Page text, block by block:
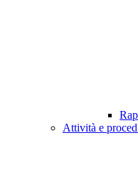
Attività e